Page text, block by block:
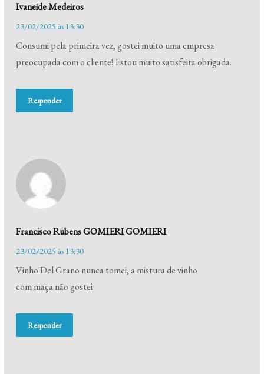
Ivaneide Medeiros
23/02/2025 às 13:30
Consumi pela primeira vez, gostei muito uma empresa
preocupada com o cliente! Estou muito satisfeita obrigada.
Responder
Francisco Rubens GOMIERI GOMIERI
23/02/2025 às 13:30
Vinho Del Grano nunca tomei, a mistura de vinho
com maça não gostei
Responder